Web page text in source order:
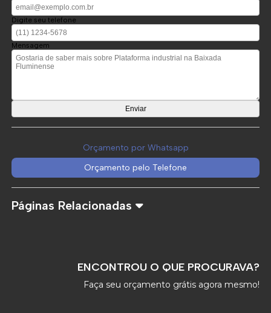
Digite seu telefone
Mensagem
Orçamento por Whatsapp
Orçamento pelo Telefone
Páginas Relacionadas
ENCONTROU O QUE PROCURAVA?
Faça seu orçamento grátis agora mesmo!